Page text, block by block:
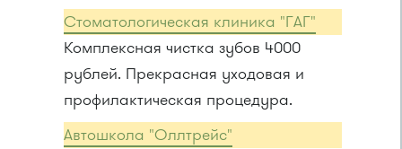
Стоматологическая клиника "ГАГ"
Комплексная чистка зубов 4000
рублей. Прекрасная уходовая и
профилактическая процедура.
Автошкола "Оллтрейс"